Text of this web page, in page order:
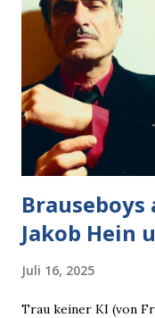
Wedding muss man
bestätigte der
Wir fixierten die
Heute ging sie leer
Donnerstag, 4.6. (20
und Bjarne Haus der
Brauseboys
Jakob Hein
Juli 16, 2025
Trau keiner KI (von